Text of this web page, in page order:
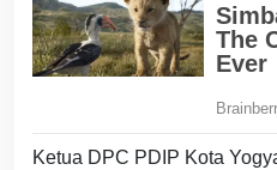
Ketua DPC PDIP Kota